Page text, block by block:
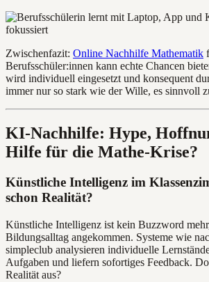
Zwischenfazit: Online Nachhilfe Mathematik
Berufsschüler:innen kann echte Chancen
wird individuell eingesetzt und konsequent
immer nur so stark wie der Wille, es sinnvoll
KI-Nachhilfe: Hype,
Hilfe für die Mathe-Krise?
Künstliche Intelligenz im
schon Realität?
Künstliche Intelligenz ist kein Buzzword
Bildungsalltag angekommen. Systeme wie
simpleclub analysieren individuelle
Aufgaben und liefern sofortiges Feedback.
Realität aus?